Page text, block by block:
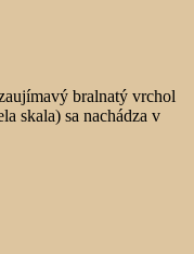
bralnatý vrchol
skala) sa nachádza v